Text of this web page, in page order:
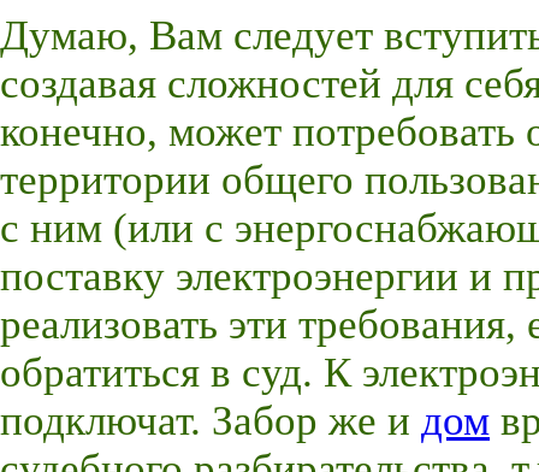
Думаю, Вам следует
создавая сложностей для
конечно, может потребовать
территории общего
с ним (или с
поставку электроэнергии и
реализовать эти
обратиться в суд. К
подключат. Забор же и дом